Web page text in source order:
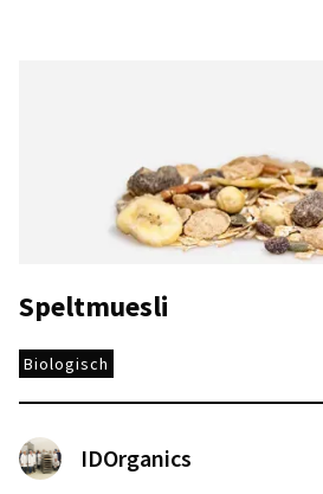
Speltmuesli
Biologisch
IDOrganics